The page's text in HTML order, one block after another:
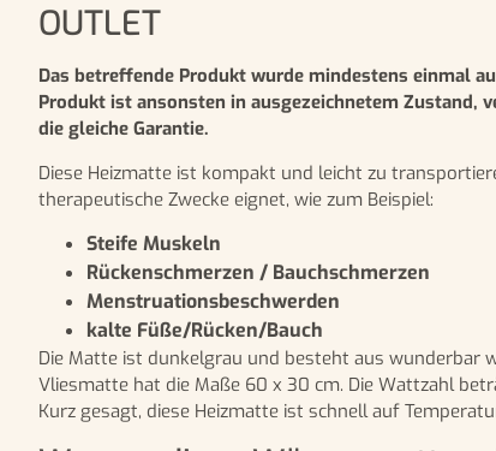
OUTLET
Das betreffende Produkt wurde mindestens einmal
Produkt ist ansonsten in ausgezeichnetem Zustand,
die gleiche Garantie.
Diese Heizmatte ist kompakt und leicht zu
therapeutische Zwecke eignet, wie zum Beispiel:
Steife Muskeln
Rückenschmerzen / Bauchschmerzen
Menstruationsbeschwerden
kalte Füße/Rücken/Bauch
Die Matte ist dunkelgrau und besteht aus wunderbar
Vliesmatte hat die Maße 60 x 30 cm. Die Wattzahl
Kurz gesagt, diese Heizmatte ist schnell auf